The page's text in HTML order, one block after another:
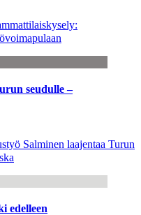
seudulle –
Salminen laajentaa Turun
edelleen